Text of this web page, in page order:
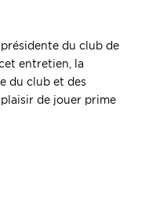
du club de
entretien, la
du club et des
de jouer prime